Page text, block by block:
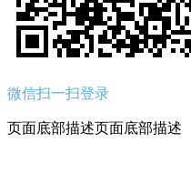
微信扫一扫登录
页面底部描述页面底部描述